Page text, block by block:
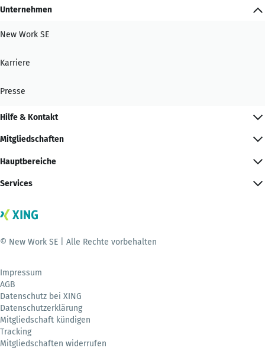
Unternehmen
New Work SE
Karriere
Presse
Hilfe & Kontakt
Mitgliedschaften
Hauptbereiche
Services
© New Work SE | Alle Rechte vorbehalten
Impressum
AGB
Datenschutz bei XING
Datenschutzerklärung
Mitgliedschaft kündigen
Tracking
Mitgliedschaften widerrufen